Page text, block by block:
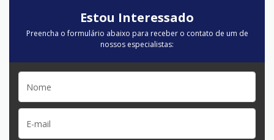
Estou Interessado
Preencha o formulário abaixo para receber o contato de um de
nossos especialistas: